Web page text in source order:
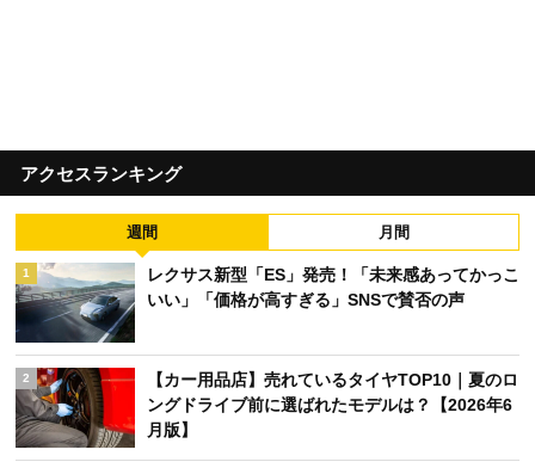
アクセスランキング
週間 月間
1
レクサス新型「ES」発売！「未来感あってかっこ
いい」「価格が高すぎる」SNSで賛否の声
2
【カー用品店】売れているタイヤTOP10｜夏のロ
ングドライブ前に選ばれたモデルは？【2026年6
月版】